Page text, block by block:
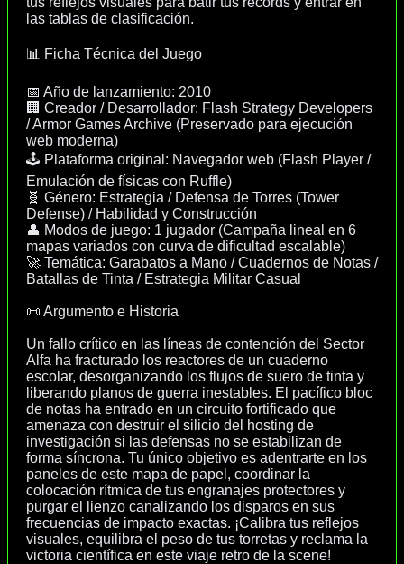
las tablas de clasificación.
📊 Ficha Técnica del Juego
📅 Año de lanzamiento: 2010
🏢 Creador / Desarrollador: Flash Strategy Developers
/ Armor Games Archive (Preservado para ejecución
web moderna)
🕹️ Plataforma original: Navegador web (Flash Player /
Emulación de físicas con Ruffle)
🧬 Género: Estrategia / Defensa de Torres (Tower
Defense) / Habilidad y Construcción
👤 Modos de juego: 1 jugador (Campaña lineal en 6
mapas variados con curva de dificultad escalable)
🚀 Temática: Garabatos a Mano / Cuadernos de Notas /
Batallas de Tinta / Estrategia Militar Casual
📜 Argumento e Historia
Un fallo crítico en las líneas de contención del Sector
Alfa ha fracturado los reactores de un cuaderno
escolar, desorganizando los flujos de suero de tinta y
liberando planos de guerra inestables. El pacífico bloc
de notas ha entrado en un circuito fortificado que
amenaza con destruir el silicio del hosting de
investigación si las defensas no se estabilizan de
forma síncrona. Tu único objetivo es adentrarte en los
paneles de este mapa de papel, coordinar la
colocación rítmica de tus engranajes protectores y
purgar el lienzo canalizando los disparos en sus
frecuencias de impacto exactas. ¡Calibra tus reflejos
visuales, equilibra el peso de tus torretas y reclama la
victoria científica en este viaje retro de la scene!